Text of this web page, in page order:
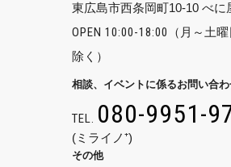
東広島市西条岡町10-10 べに
OPEN 10:00-18:00
（月～土
除く）
相談、イベントに係るお問い合
TEL. 080-9951-
(ミライノ⁺)
その他